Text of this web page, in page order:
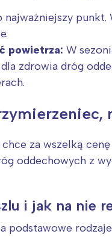
najważniejszy punkt.
powietrza: W
zdrowia dróg
za wszelką cenę
oddechowych z
i jak na nie
podstawowe